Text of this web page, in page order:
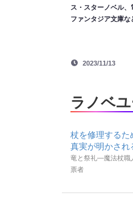
ス・スターノベル、
ファンタジア文庫な
2023/11/13
ラノベ
杖を修理するた
真実が明かされ
竜と祭礼―魔法杖職
票者